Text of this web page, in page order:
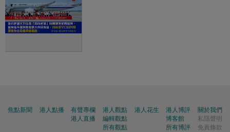
焦點新聞 港人點播
有聲專欄
港人直播
港人觀點
編輯觀點
所有觀點
港人花生
港人博評
博客館
所有博評
關於我們
私隱聲明
免責條款